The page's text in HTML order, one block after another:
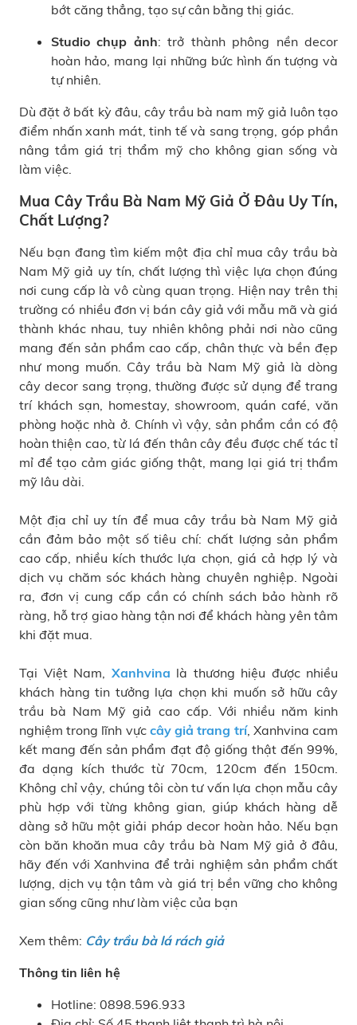
bớt căng thẳng, tạo sự cân bằng thị giác.
Studio chụp ảnh: trở thành phông nền decor
hoàn hảo, mang lại những bức hình ấn tượng và
tự nhiên.
Dù đặt ở bất kỳ đâu, cây trầu bà nam mỹ giả luôn tạo
điểm nhấn xanh mát, tinh tế và sang trọng, góp phần
nâng tầm giá trị thẩm mỹ cho không gian sống và
làm việc.
Mua Cây Trầu Bà Nam Mỹ Giả Ở Đâu Uy Tín,
Chất Lượng?
Nếu bạn đang tìm kiếm một địa chỉ mua cây trầu bà
Nam Mỹ giả uy tín, chất lượng thì việc lựa chọn đúng
nơi cung cấp là vô cùng quan trọng. Hiện nay trên thị
trường có nhiều đơn vị bán cây giả với mẫu mã và giá
thành khác nhau, tuy nhiên không phải nơi nào cũng
mang đến sản phẩm cao cấp, chân thực và bền đẹp
như mong muốn. Cây trầu bà Nam Mỹ giả là dòng
cây decor sang trọng, thường được sử dụng để trang
trí khách sạn, homestay, showroom, quán café, văn
phòng hoặc nhà ở. Chính vì vậy, sản phẩm cần có độ
hoàn thiện cao, từ lá đến thân cây đều được chế tác tỉ
mỉ để tạo cảm giác giống thật, mang lại giá trị thẩm
mỹ lâu dài.
Một địa chỉ uy tín để mua cây trầu bà Nam Mỹ giả
cần đảm bảo một số tiêu chí: chất lượng sản phẩm
cao cấp, nhiều kích thước lựa chọn, giá cả hợp lý và
dịch vụ chăm sóc khách hàng chuyên nghiệp. Ngoài
ra, đơn vị cung cấp cần có chính sách bảo hành rõ
ràng, hỗ trợ giao hàng tận nơi để khách hàng yên tâm
khi đặt mua.
Tại Việt Nam, Xanhvina là thương hiệu được nhiều
khách hàng tin tưởng lựa chọn khi muốn sở hữu cây
trầu bà Nam Mỹ giả cao cấp. Với nhiều năm kinh
nghiệm trong lĩnh vực cây giả trang trí, Xanhvina cam
kết mang đến sản phẩm đạt độ giống thật đến 99%,
đa dạng kích thước từ 70cm, 120cm đến 150cm.
Không chỉ vậy, chúng tôi còn tư vấn lựa chọn mẫu cây
phù hợp với từng không gian, giúp khách hàng dễ
dàng sở hữu một giải pháp decor hoàn hảo. Nếu bạn
còn băn khoăn mua cây trầu bà Nam Mỹ giả ở đâu,
hãy đến với Xanhvina để trải nghiệm sản phẩm chất
lượng, dịch vụ tận tâm và giá trị bền vững cho không
gian sống cũng như làm việc của bạn
Xem thêm: Cây trầu bà lá rách giả
Thông tin liên hệ
Hotline: 0898.596.933